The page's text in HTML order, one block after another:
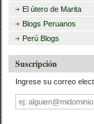
El útero de Marita
Blogs Peruanos
Perú Blogs
Suscripción
Ingrese su correo
Dirección
de
correo